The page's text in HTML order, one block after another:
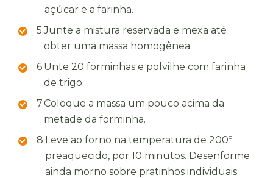
açúcar e a farinha.
5.Junte a mistura reservada e mexa até
obter uma massa homogênea.
6.Unte 20 forminhas e polvilhe com farinha
de trigo.
7.Coloque a massa um pouco acima da
metade da forminha.
8.Leve ao forno na temperatura de 200º
preaquecido, por 10 minutos. Desenforme
ainda morno sobre pratinhos individuais.